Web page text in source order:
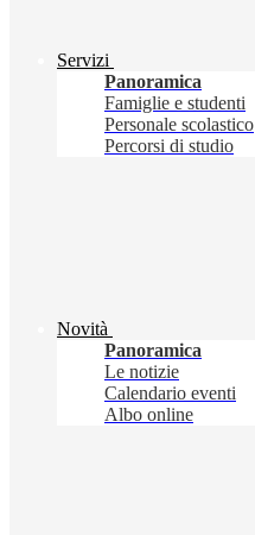
Servizi
Panoramica
Famiglie e studenti
Personale scolastico
Percorsi di studio
Novità
Panoramica
Le notizie
Calendario eventi
Albo online